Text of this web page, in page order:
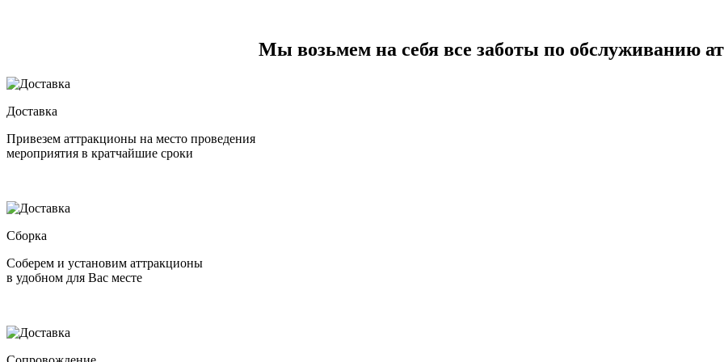
Мы возьмем на себя все заботы по обслуживанию
Доставка
Привезем аттракционы на место проведения
мероприятия в кратчайшие сроки
Сборка
Соберем и установим аттракционы
в удобном для Вас месте